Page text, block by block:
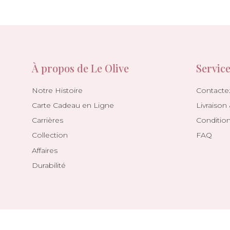
À propos de Le Olive
Notre Histoire
Carte Cadeau en Ligne
Carrières
Collection
Affaires
Durabilité
FAQ